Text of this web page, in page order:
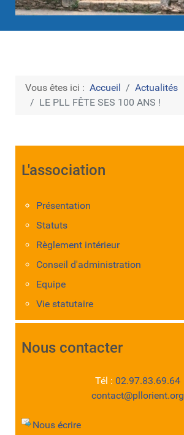
Vous êtes ici : Accueil
Actualités
LE PLL FÊTE SES 100 ANS !
L'association
Présentation
Statuts
Règlement intérieur
Conseil d'administration
Equipe
Vie statutaire
Nous contacter
Tél : 02.97.83.69.64
contact@pllorient.org
Nous écrire